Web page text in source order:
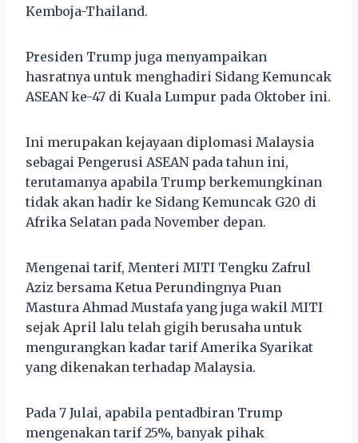
Kemboja-Thailand.
Presiden Trump juga menyampaikan
hasratnya untuk menghadiri Sidang Kemuncak
ASEAN ke-47 di Kuala Lumpur pada Oktober ini.
Ini merupakan kejayaan diplomasi Malaysia
sebagai Pengerusi ASEAN pada tahun ini,
terutamanya apabila Trump berkemungkinan
tidak akan hadir ke Sidang Kemuncak G20 di
Afrika Selatan pada November depan.
Mengenai tarif, Menteri MITI Tengku Zafrul
Aziz bersama Ketua Perundingnya Puan
Mastura Ahmad Mustafa yang juga wakil MITI
sejak April lalu telah gigih berusaha untuk
mengurangkan kadar tarif Amerika Syarikat
yang dikenakan terhadap Malaysia.
Pada 7 Julai, apabila pentadbiran Trump
mengenakan tarif 25%, banyak pihak